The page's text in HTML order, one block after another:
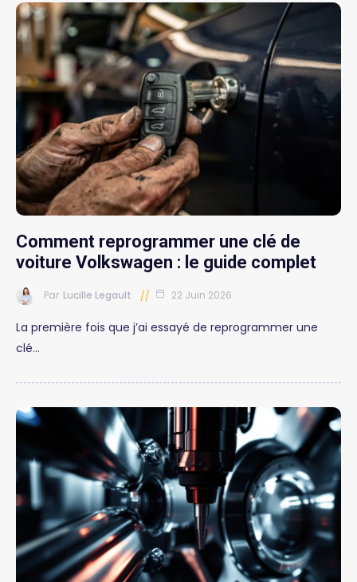
Comment reprogrammer une clé de
voiture Volkswagen : le guide complet
Par Lucille Legault 22 Juin 2026
La première fois que j’ai essayé de reprogrammer une
clé…